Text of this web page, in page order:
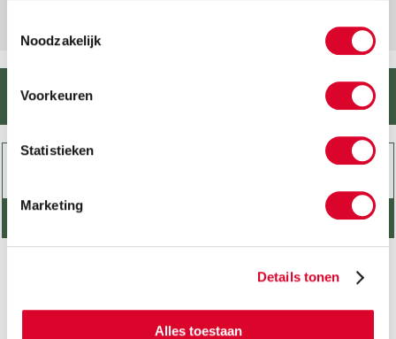
Noodzakelijk
Voorkeuren
Statistieken
Marketing
Details tonen
Alles toestaan
Wellness Kollektion DE